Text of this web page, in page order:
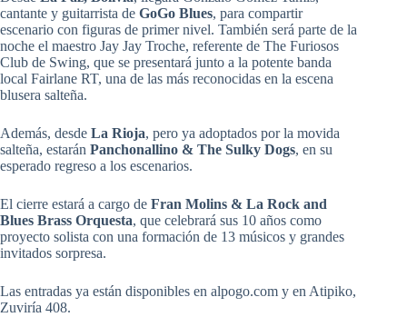
cantante y guitarrista de GoGo Blues, para compartir
escenario con figuras de primer nivel. También será parte de la
noche el maestro Jay Jay Troche, referente de The Furiosos
Club de Swing, que se presentará junto a la potente banda
local Fairlane RT, una de las más reconocidas en la escena
blusera salteña.
Además, desde La Rioja, pero ya adoptados por la movida
salteña, estarán Panchonallino & The Sulky Dogs, en su
esperado regreso a los escenarios.
El cierre estará a cargo de Fran Molins & La Rock and
Blues Brass Orquesta, que celebrará sus 10 años como
proyecto solista con una formación de 13 músicos y grandes
invitados sorpresa.
Las entradas ya están disponibles en alpogo.com y en Atipiko,
Zuviría 408.